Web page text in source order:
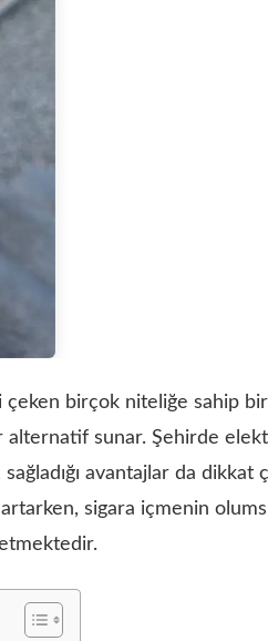
çeken birçok niteliğe sahip
alternatif sunar. Şehirde
sağladığı avantajlar da
sigara içmenin